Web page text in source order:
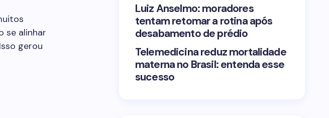
se alinhar
gerou
Luiz Anselmo: moradores
tentam retomar a rotina após
desabamento de prédio
Telemedicina reduz mortalidade
materna no Brasil: entenda esse
sucesso